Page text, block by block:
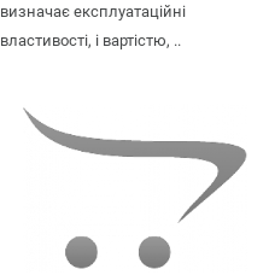
визначає експлуатаційні
властивості, і вартістю, ..